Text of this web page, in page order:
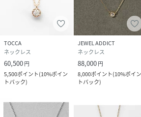
TOCCA
ネックレス
60,500円
5,500ポイント(10%ポイン
トバック)
JEWEL ADDICT
ネックレス
88,000円
8,000ポイント(10%ポイン
トバック)